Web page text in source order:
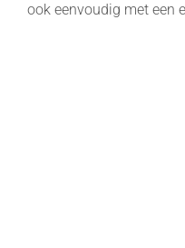
ook eenvoudig met een